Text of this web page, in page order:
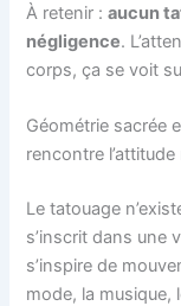
À retenir :aucun
négligence.
corps, ça se voit
Géométrie sacrée
rencontre
Le tatouage
s’inscrit dans une
s’inspire de
mode, la musique,